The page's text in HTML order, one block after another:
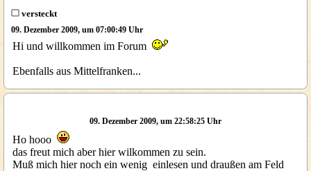
versteckt
09. Dezember 2009, um 07:00:49 Uhr
Hi und willkommen im Forum
Ebenfalls aus Mittelfranken...
09. Dezember 2009, um 22:58:25 Uhr
Ho hooo
das freut mich aber hier wilkommen zu sein.
Muß mich hier noch ein wenig einlesen und draußen am Feld